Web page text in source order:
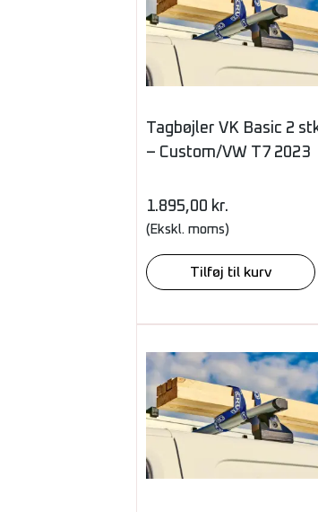
Tagbøjler VK Basic 2
– Custom/VW T7 2023
1.895,00 kr.
(Ekskl. moms)
Tilføj til kurv